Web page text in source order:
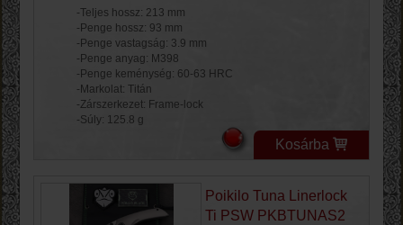
-Teljes hossz: 213 mm
-Penge hossz: 93 mm
-Penge vastagság: 3.9 mm
-Penge anyag: M398
-Penge keménység: 60-63 HRC
-Markolat: Titán
-Zárszerkezet: Frame-lock
-Súly: 125.8 g
Kosárba
Poikilo Tuna Linerlock
Ti PSW PKBTUNAS2